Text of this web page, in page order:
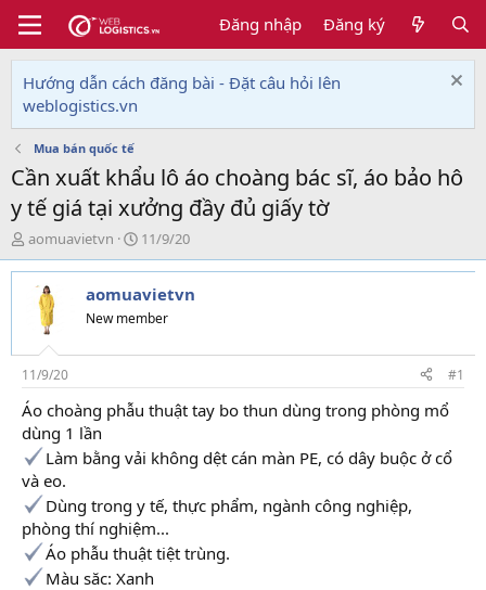
Đăng nhập Đăng ký
Hướng dẫn cách đăng bài - Đặt câu hỏi lên
weblogistics.vn
Mua bán quốc tế
Cần xuất khẩu lô áo choàng bác sĩ, áo bảo hô
y tế giá tại xưởng đầy đủ giấy tờ
T
h
r
s
t
a
r
t
e
r
aomuavietvn
N
g
à
y
g
i
11/9/20
aomuavietvn
New member
11/9/20 #1
Áo choàng phẫu thuật tay bo thun dùng trong phòng mổ
dùng 1 lần
Làm bằng vải không dệt cán màn PE, có dây buộc ở cổ
và eo.
Dùng trong y tế, thực phẩm, ngành công nghiệp,
phòng thí nghiệm...
Áo phẫu thuật tiệt trùng.
Màu săc: Xanh